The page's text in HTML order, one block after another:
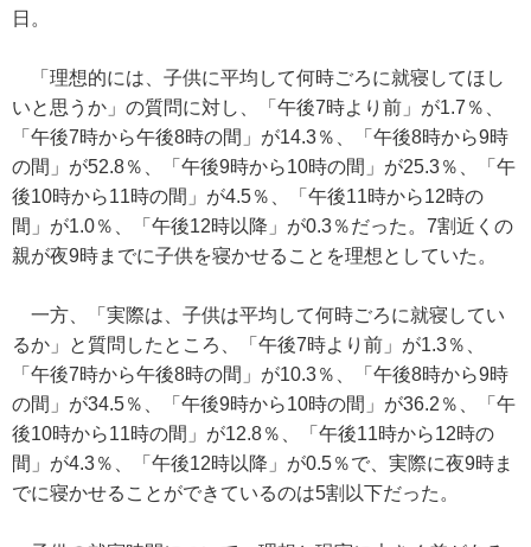
日。
「理想的には、子供に平均して何時ごろに就寝してほし
いと思うか」の質問に対し、「午後7時より前」が1.7％、
「午後7時から午後8時の間」が14.3％、「午後8時から9時
の間」が52.8％、「午後9時から10時の間」が25.3％、「午
後10時から11時の間」が4.5％、「午後11時から12時の
間」が1.0％、「午後12時以降」が0.3％だった。7割近くの
親が夜9時までに子供を寝かせることを理想としていた。
一方、「実際は、子供は平均して何時ごろに就寝してい
るか」と質問したところ、「午後7時より前」が1.3％、
「午後7時から午後8時の間」が10.3％、「午後8時から9時
の間」が34.5％、「午後9時から10時の間」が36.2％、「午
後10時から11時の間」が12.8％、「午後11時から12時の
間」が4.3％、「午後12時以降」が0.5％で、実際に夜9時ま
でに寝かせることができているのは5割以下だった。